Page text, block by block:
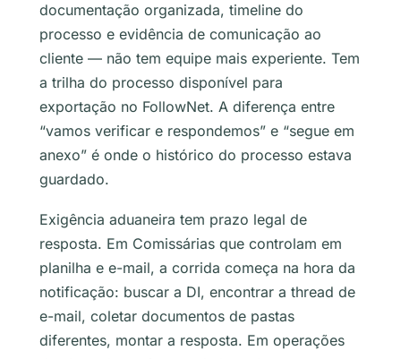
documentação organizada, timeline do
processo e evidência de comunicação ao
cliente — não tem equipe mais experiente. Tem
a trilha do processo disponível para
exportação no FollowNet. A diferença entre
“vamos verificar e respondemos” e “segue em
anexo” é onde o histórico do processo estava
guardado.
Exigência aduaneira tem prazo legal de
resposta. Em Comissárias que controlam em
planilha e e-mail, a corrida começa na hora da
notificação: buscar a DI, encontrar a thread de
e-mail, coletar documentos de pastas
diferentes, montar a resposta. Em operações